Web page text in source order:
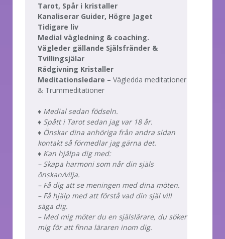
Tarot, Spår i kristaller
Kanaliserar Guider, Högre Jaget
Tidigare liv
Medial vägledning & coaching.
Vägleder gällande Själsfränder &
Tvillingsjälar
Rådgivning Kristaller
Meditationsledare – Vägledda meditationer
& Trummeditationer
♦ Medial sedan födseln.
♦ Spått i Tarot sedan jag var 18 år.
♦ Önskar dina anhöriga från andra sidan
kontakt så förmedlar jag gärna det.
♦ Kan hjälpa dig med:
– Skapa harmoni som når din själs
önskan/vilja.
– Få dig att se meningen med dina möten.
– Få hjälp med att förstå vad din själ vill
säga dig.
– Med mig möter du en själslärare, du söker
mig för att finna läraren inom dig.